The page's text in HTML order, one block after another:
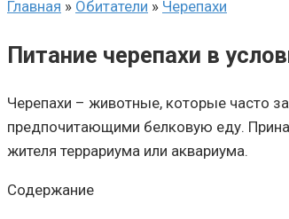
Главная » Обитатели » Черепахи
Питание черепахи в
Черепахи – животные, которые часто
предпочитающими белковую еду.
жителя террариума или аквариума.
Содержание